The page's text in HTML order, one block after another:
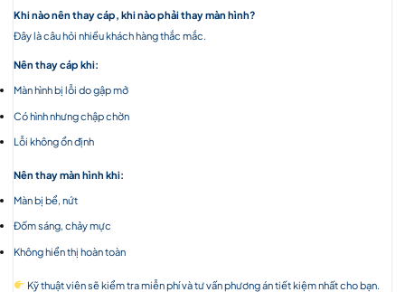
Khi nào nên thay cáp, khi nào phải thay màn hình?
Đây là câu hỏi nhiều khách hàng thắc mắc.
Nên thay cáp khi:
Màn hình bị lỗi do gập mở
Có hình nhưng chập chờn
Lỗi không ổn định
Nên thay màn hình khi:
Màn bị bể, nứt
Đốm sáng, chảy mực
Không hiển thị hoàn toàn
Kỹ thuật viên sẽ kiểm tra miễn phí và tư vấn phương án tiết kiệm nhất cho bạn.